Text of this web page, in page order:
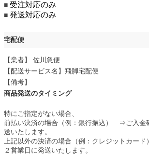
■ 受注対応のみ
■ 発送対応のみ
宅配便
【業者】 佐川急便
【配送サービス名】飛脚宅配便
【備考】
商品発送のタイミング
特にご指定がない場合、
前払い決済の場合（例：銀行振込） ⇒ご入金
送いたします。
上記以外の決済の場合（例：クレジットカー
２営業日に発送いたします。